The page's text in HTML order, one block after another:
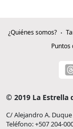
¿Quiénes somos?
Puntos
© 2019 La Estrella
C/ Alejandro A.
Teléfono: +507 204-